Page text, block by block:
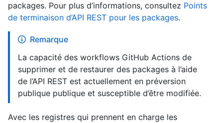
packages. Pour plus d’informations, consultez Points
de terminaison d’API REST pour les packages.
Remarque
La capacité des workflows GitHub Actions de
supprimer et de restaurer des packages à l’aide
de l’API REST est actuellement en préversion
publique publique et susceptible d’être modifiée.
Avec les registres qui prennent en charge les